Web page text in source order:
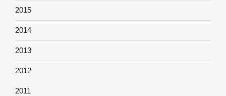
2015
2014
2013
2012
2011